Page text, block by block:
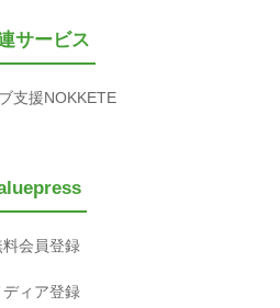
サービス
支援NOKKETE
料会員登録
ディア登録